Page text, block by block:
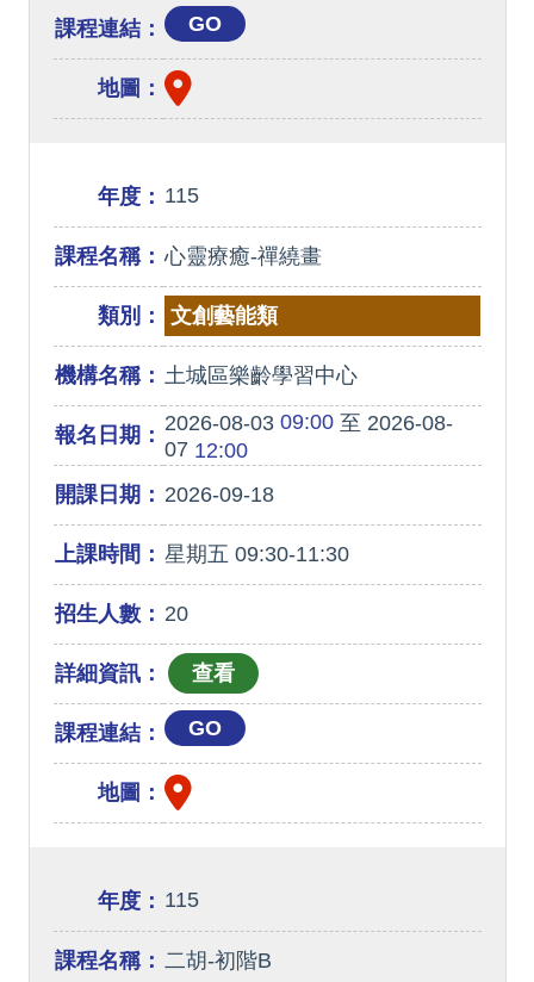
課程連結： GO
地圖：
年度： 115
課程名稱： 心靈療癒-禪繞畫
類別： 文創藝能類
機構名稱： 土城區樂齡學習中心
報名日期： 2026-08-0309:00至 2026-08-
07 12:00
開課日期： 2026-09-18
上課時間： 星期五 09:30-11:30
招生人數： 20
詳細資訊：
課程連結： GO
地圖：
年度： 115
課程名稱： 二胡-初階B